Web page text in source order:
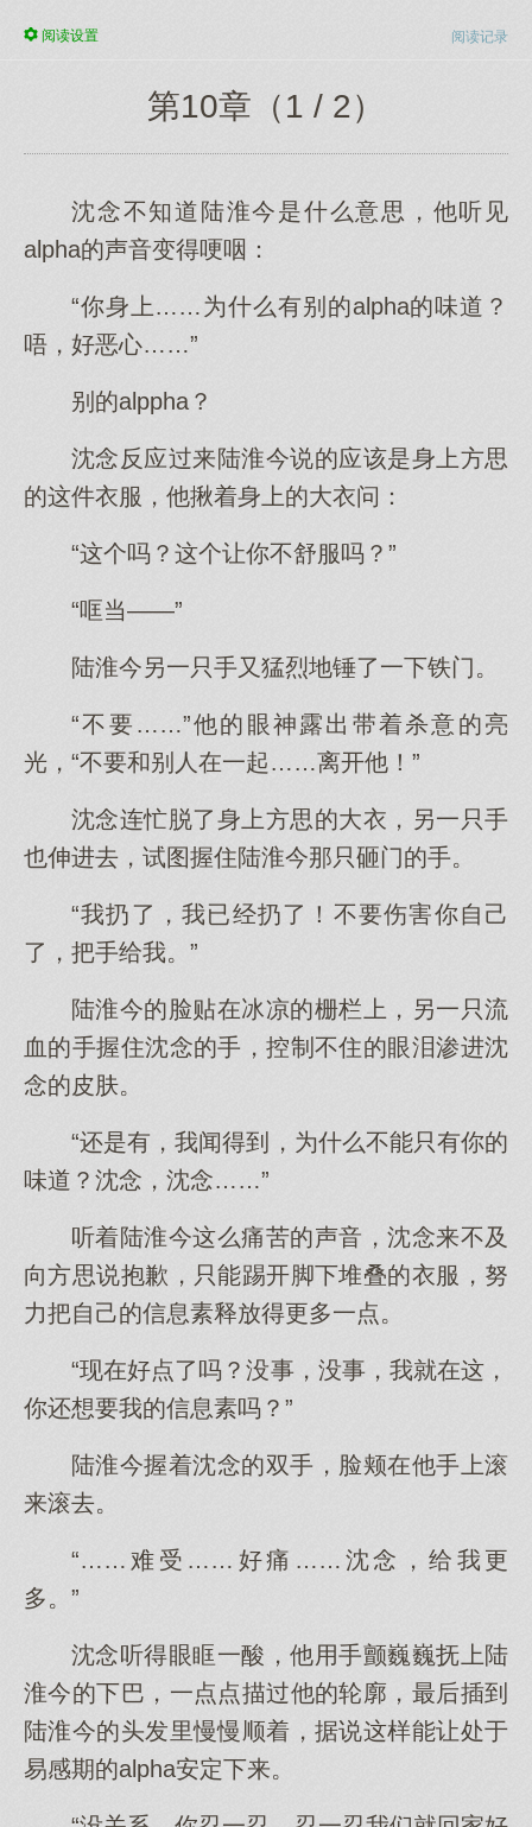
阅读记录
阅读设置
第10章（1 / 2）
沈念不知道陆淮今是什么意思，他听见
alpha的声音变得哽咽：
“你身上……为什么有别的alpha的味道？
唔，好恶心……”
别的alppha？
沈念反应过来陆淮今说的应该是身上方思
的这件衣服，他揪着身上的大衣问：
“这个吗？这个让你不舒服吗？”
“哐当——”
陆淮今另一只手又猛烈地锤了一下铁门。
“不要……”他的眼神露出带着杀意的亮
光，“不要和别人在一起……离开他！”
沈念连忙脱了身上方思的大衣，另一只手
也伸进去，试图握住陆淮今那只砸门的手。
“我扔了，我已经扔了！不要伤害你自己
了，把手给我。”
陆淮今的脸贴在冰凉的栅栏上，另一只流
血的手握住沈念的手，控制不住的眼泪渗进沈
念的皮肤。
“还是有，我闻得到，为什么不能只有你的
味道？沈念，沈念……”
听着陆淮今这么痛苦的声音，沈念来不及
向方思说抱歉，只能踢开脚下堆叠的衣服，努
力把自己的信息素释放得更多一点。
“现在好点了吗？没事，没事，我就在这，
你还想要我的信息素吗？”
陆淮今握着沈念的双手，脸颊在他手上滚
来滚去。
“……难受……好痛……沈念，给我更
多。”
沈念听得眼眶一酸，他用手颤巍巍抚上陆
淮今的下巴，一点点描过他的轮廓，最后插到
陆淮今的头发里慢慢顺着，据说这样能让处于
易感期的alpha安定下来。